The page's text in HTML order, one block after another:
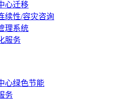
心迁移
续性/容灾咨询
理系统
服务
心绿色节能
务